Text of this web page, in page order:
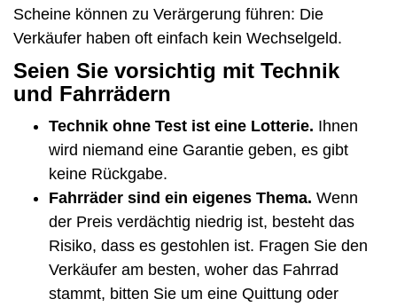
Scheine können zu Verärgerung führen: Die
Verkäufer haben oft einfach kein Wechselgeld.
Seien Sie vorsichtig mit Technik
und Fahrrädern
Technik ohne Test ist eine Lotterie. Ihnen
wird niemand eine Garantie geben, es gibt
keine Rückgabe.
Fahrräder sind ein eigenes Thema. Wenn
der Preis verdächtig niedrig ist, besteht das
Risiko, dass es gestohlen ist. Fragen Sie den
Verkäufer am besten, woher das Fahrrad
stammt, bitten Sie um eine Quittung oder